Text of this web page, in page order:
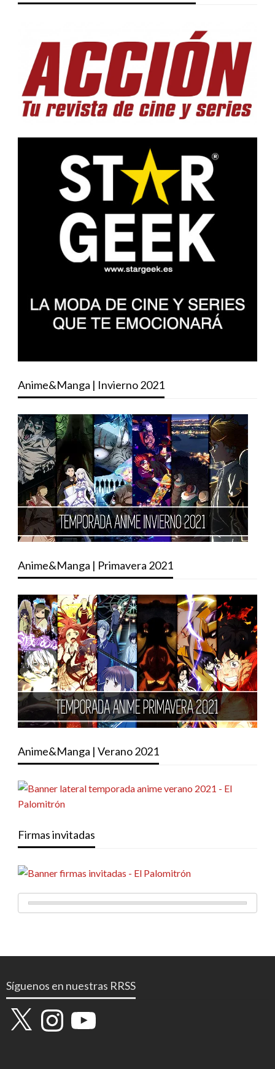
Anime&Manga | Invierno 2021
Anime&Manga | Primavera 2021
Anime&Manga | Verano 2021
Firmas invitadas
Síguenos en nuestras RRSS
X InstagramYouTube